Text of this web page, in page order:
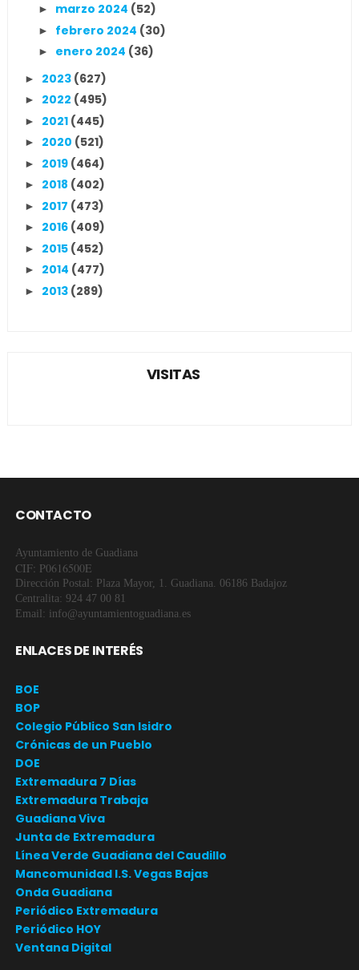
► marzo 2024 (52)
► febrero 2024 (30)
► enero 2024 (36)
► 2023 (627)
► 2022 (495)
► 2021 (445)
► 2020 (521)
► 2019 (464)
► 2018 (402)
► 2017 (473)
► 2016 (409)
► 2015 (452)
► 2014 (477)
► 2013 (289)
VISITAS
CONTACTO
Ayuntamiento de Guadiana
CIF: P0616500E
Dirección Postal: Plaza Mayor, 1. Guadiana. 06186 Badajoz
Centralita: 924 47 00 81
Email: info@ayuntamientoguadiana.es
ENLACES DE INTERÉS
BOE
BOP
Colegio Público San Isidro
Crónicas de un Pueblo
DOE
Extremadura 7 Días
Extremadura Trabaja
Guadiana Viva
Junta de Extremadura
Línea Verde Guadiana del Caudillo
Mancomunidad I.S. Vegas Bajas
Onda Guadiana
Periódico Extremadura
Periódico HOY
Ventana Digital